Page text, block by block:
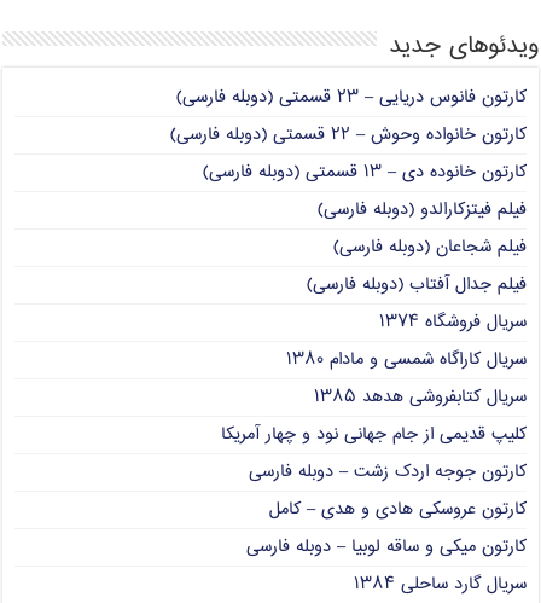
ویدئوهای جدید
کارتون فانوس دریایی – ۲۳ قسمتی (دوبله فارسی)
کارتون خانواده وحوش – ۲۲ قسمتی (دوبله فارسی)
کارتون خانوده دی – ۱۳ قسمتی (دوبله فارسی)
فیلم فیتزکارالدو (دوبله فارسی)
فیلم شجاعان (دوبله فارسی)
فیلم جدال آفتاب (دوبله فارسی)
سریال فروشگاه ۱۳۷۴
سریال کاراگاه شمسی و مادام ۱۳۸۰
سریال کتابفروشی هدهد ۱۳۸۵
کلیپ قدیمی از جام جهانی نود و چهار آمریکا
کارتون جوجه اردک زشت – دوبله فارسی
کارتون عروسکی هادی و هدی – کامل
کارتون میکی و ساقه لوبیا – دوبله فارسی
سریال گارد ساحلی ۱۳۸۴